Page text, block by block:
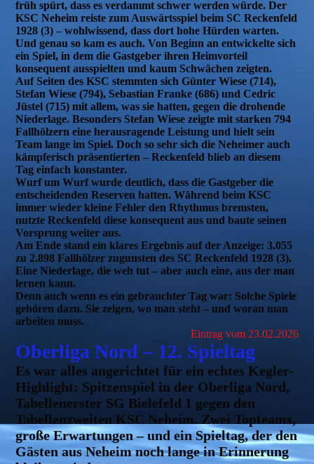
früh spürt, dass es verdammt schwer werden würde. Der
KSC Neheim reiste zum Auswärtsspiel beim SC Reckenfeld
1928 (3) – wohlwissend, dass dort hohe Hürden warten.
Und genau so kam es auch. Von Beginn an entwickelte sich
ein Spiel, in dem die Gastgeber ihren Heimvorteil
konsequent ausspielten und kaum Schwächen zeigten.
Auf Seiten des KSC stemmten sich Günter Wiese (714),
Stefan Wiese (794), Sebastian Franke (686) und Cedric
Jüstel (715) mit allem, was sie hatten, gegen die drohende
Niederlage. Besonders Stefan Wiese zeigte mit starken 794
Fallhölzern eine herausragende Leistung und hielt sein
Team lange im Spiel. Doch so sehr sich die Neheimer auch
kämpferisch präsentierten – Reckenfeld blieb an diesem
Tag einfach konstanter.
Wurf um Wurf wurde deutlich, dass die Gastgeber die
entscheidenden Reserven hatten. Während beim KSC
immer wieder kleine Fehler den Rhythmus bremsten,
nutzte Reckenfeld diese konsequent aus und baute seinen
Vorsprung weiter aus.
Am Ende stand ein klares Ergebnis auf der Anzeige: 3.055
zu 2.898 Fallhölzer zugunsten des SC Reckenfeld 1928 (3).
Eine Niederlage, die weh tut – aber auch eine, aus der man
lernen kann.
Denn auch wenn es ein gebrauchter Tag war: Solche Spiele
gehören dazu. Sie zeigen, wo man steht – und woran man
arbeiten muss.
Eintrag vom 23.02.2026
Oberliga Nord – 12. Spieltag
Es war alles angerichtet für ein echtes Kegler-
Highlight: Spitzenspiel in der Oberliga Nord,
Tabellenerster SG Bielefeld 1 gegen den
Tabellenzweiten KSC Neheim. Zwei Topteams,
große Erwartungen – und ein Spieltag, der den
Gästen aus Neheim noch lange in Erinnerung